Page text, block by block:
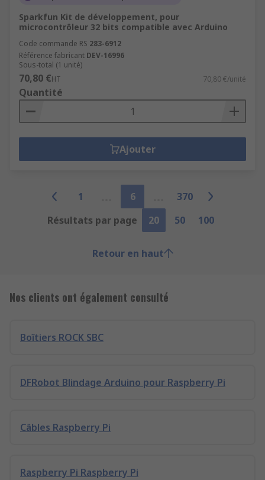
Sparkfun Kit de développement, pour
microcontrôleur 32 bits compatible avec Arduino
Code commande RS 283-6912
Référence fabricant DEV-16996
Sous-total (1 unité)
70,80 €HT 70,80 €/unité
Quantité
Ajouter
1 6
370
Résultats par page
20 50 100
Retour en haut
Nos clients ont également consulté
Boîtiers ROCK SBC
DFRobot Blindage Arduino pour Raspberry Pi
Câbles Raspberry Pi
Raspberry Pi Raspberry Pi